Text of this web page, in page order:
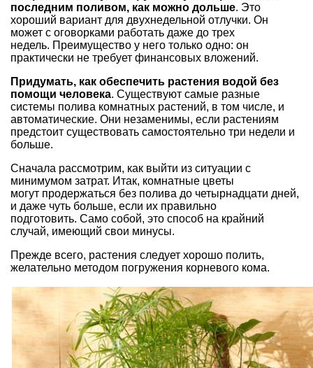
последним поливом, как можно дольше. Это
хороший вариант для двухнедельной отлучки. Он
может с оговорками работать даже до трех
недель. Преимущество у него только одно: он
практически не требует финансовых вложений.
Придумать, как обеспечить растения водой без
помощи человека. Существуют самые разные
системы полива комнатных растений, в том числе, и
автоматические. Они незаменимы, если растениям
предстоит существовать самостоятельно три недели и
больше.
Сначала рассмотрим, как выйти из ситуации с
минимумом затрат. Итак, комнатные цветы
могут продержаться без полива до четырнадцати дней,
и даже чуть больше, если их правильно
подготовить. Само собой, это способ на крайний
случай, имеющий свои минусы.
Прежде всего, растения следует хорошо полить,
желательно методом погружения корневого кома.